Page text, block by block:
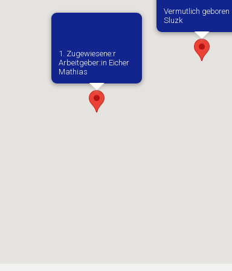
Vermutlich geboren
Sluzk
1. Zugewiesene:r
Arbeitgeber:in​ Eicher
Mathias